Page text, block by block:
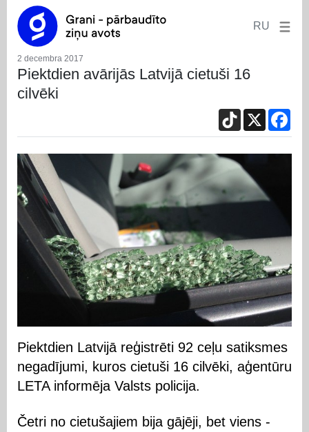
RU
2 decembra 2017
Piektdien avārijās Latvijā cietuši 16
cilvēki
TikTok
X
Piektdien Latvijā reģistrēti 92 ceļu satiksmes
negadījumi, kuros cietuši 16 cilvēki, aģentūru
LETA informēja Valsts policija.
Četri no cietušajiem bija gājēji, bet viens -